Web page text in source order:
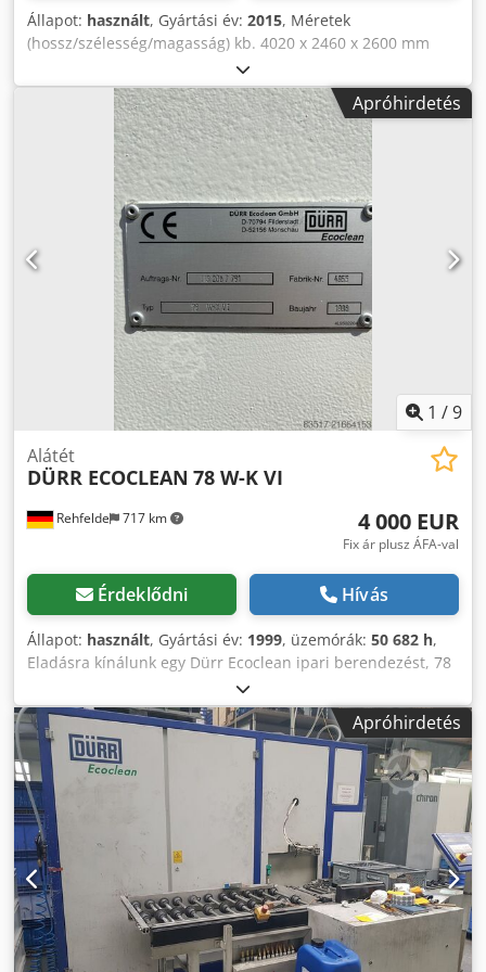
Állapot: használt, Gyártási év: 2015, Méretek
(hossz/szélesség/magasság) kb. 4020 x 2460 x 2600 mm
Teljes teljesítmény 78 kW Töltési kapacitás 1200 liter
Terhelhetőség max. 0,5 Fürdőhőmérséklet 65 °C Fűtési
teljesítmény 54 kW Véleményünk szerint a gép nagyon jó
használt állapotban van. használt állapot és előzetes
bejelentkezés alapján áram alatt megtekinthető.
Tartálytisztítás: Térfogat: 600 liter Szivattyú: 3 bar Fűtés: 9 x
3 kW adagolószivattyú 10 bar Öblítőtartály: Térfogat: 600
liter Dwsdpfxozq Hlxo Actja Szivattyú: 2 bar Fűtés: 3 x 9 kW
Kaszkádszivattyú: 0,28 bar Szárítás: kW: fúvó: 2 x 5,5 kW
Gőzelvonó: 16 kW A tartozékok, az illusztrált szerszámok és
a szorítóeszközök csak a szállítási terjedelem részét
képezik. ha ez a kiegészítő információkban szerepel. A
műszaki adatokban és információkban bekövetkezett
változások és hibák, valamint a előzetes értékesítés tárgyát
Apróhirdetés
1 /9
Rehfelde 717 km
Alátét
DÜRR ECOCLEAN 78 W-K VI
4 000 EUR
Fix ár plusz ÁFA-val
Érdeklődni Hívás
Állapot: használt, Gyártási év: 1999, üzemórák: 50 682 h,
Eladásra kínálunk egy Dürr Ecoclean ipari berendezést, 78
W-K VI típus, 1999-es gyártási évvel. A gép a neves Dürr
Ecoclean GmbH gyártótól származik, és ideális ipari
felhasználásra. A berendezés masszív, kompakt
kialakítással rendelkezik, áttekinthető kezelőoldallal,
beépített vezérlőpulttal, vészleállítóval és főkapcsolóval.
Karbantartási és szerviz hozzáférési pontok biztosítottak,
ezek a képeken jól láthatóak. A belső nézetek is stabil
műszaki kivitelezésről tanúskodnak, a karbantartáshoz és
szervizeléshez szükséges alkatrészek könnyen
hozzáférhetők. Kompakt külső méreteinél fogva könnyen
beilleszthető meglévő gyártási vagy műszaki területekbe.
Műszaki adatok: Gyártó: Dürr Ecoclean GmbH Típus: 78 W-
K VI Gyártási év: 1999 Megrendelésszám: 119 200 7781
Apróhirdetés